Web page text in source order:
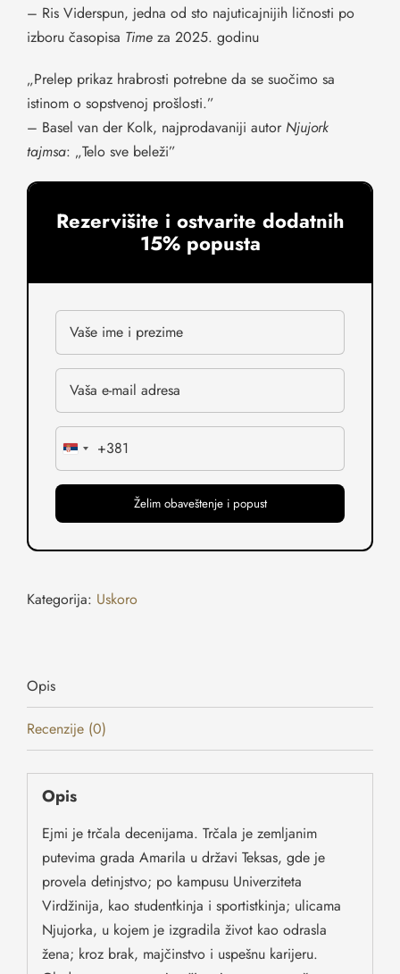
– Ris Viderspun, jedna od sto najuticajnijih ličnosti po
izboru časopisa Time za 2025. godinu
„Prelep prikaz hrabrosti potrebne da se suočimo sa
istinom o sopstvenoj prošlosti.”
– Basel van der Kolk, najprodavaniji autor Njujork
tajmsa: „Telo sve beleži”
Rezervišite i ostvarite dodatnih
15% popusta
Serbia+381
Kategorija: Uskoro
Opis
Recenzije (0)
Opis
Ejmi je trčala decenijama. Trčala je zemljanim
putevima grada Amarila u državi Teksas, gde je
provela detinjstvo; po kampusu Univerziteta
Virdžinija, kao studentkinja i sportistkinja; ulicama
Njujorka, u kojem je izgradila život kao odrasla
žena; kroz brak, majčinstvo i uspešnu karijeru.